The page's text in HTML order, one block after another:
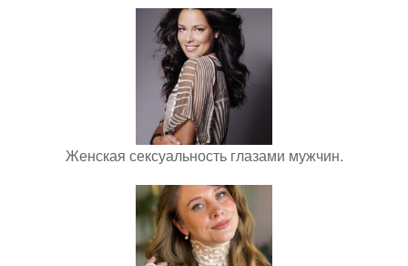
Женская сексуальность глазами мужчин.